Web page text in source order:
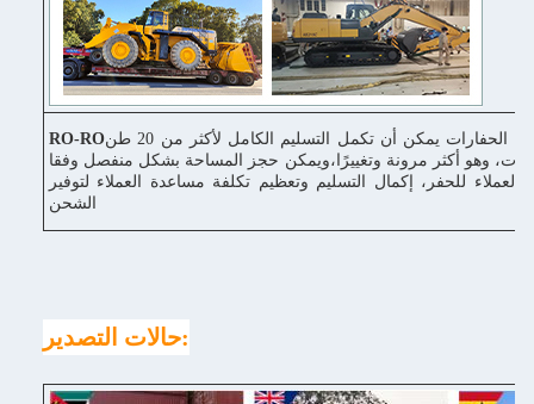
RO-ROوسيلة نقل الحفارات يمكن أن تكمل التسليم الكامل لأكثر من 20 طن
وهو أكثر مرونة وتغييرًا،ويمكن حجز المساحة بشكل منفصل وفقا
العملاء للحفر، إكمال التسليم وتعظيم تكلفة مساعدة العملاء لتوفير
الشحن
حالات التصدير: